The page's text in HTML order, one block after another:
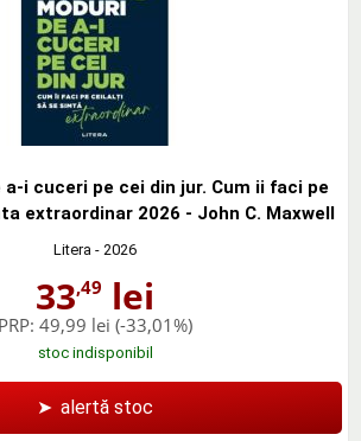
a-i cuceri pe cei din jur. Cum ii faci pe
extraordinar 2026 - John C. Maxwell
Litera - 2026
33,49 lei
PRP: 49,99 lei (-33,01%)
stoc indisponibil
➤ alertă stoc